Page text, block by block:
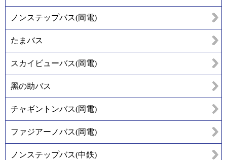
ノンステップバス(岡電)
たまバス
スカイビューバス(岡電)
黑の助バス
チャギントンバス(岡電)
ファジアーノバス(岡電)
ノンステップバス(中鉄)